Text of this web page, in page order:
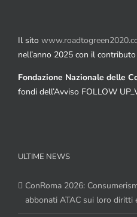
Il sito
nell’anno 2025 con il
Fondazione Nazionale delle
fondi dell’Avviso FOLLOW
ULTIME NEWS
ConRoma 2026:
abbonati ATAC sui loro diritti